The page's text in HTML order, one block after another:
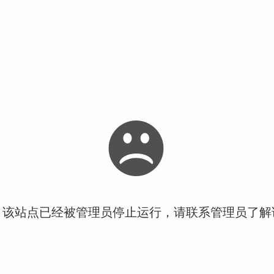
站点已经被管理员停止运行，请联系管理员了